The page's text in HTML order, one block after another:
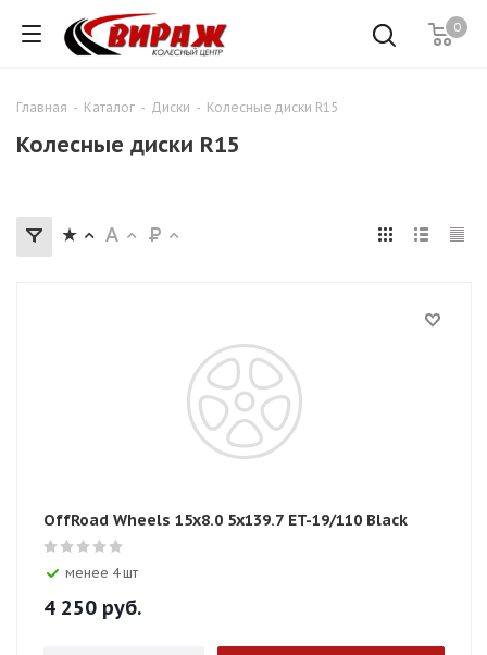
0
Главная - Каталог - Диски - Колесные диски R15
Колесные диски R15
OffRoad Wheels 15x8.0 5x139.7 ET-19/110 Black
менее 4 шт
4 250 руб.